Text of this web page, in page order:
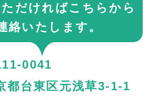
だければこちらから
絡いたします。
0041
都台東区元浅草3-1-1